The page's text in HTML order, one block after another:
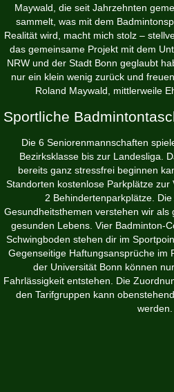
Maywald, die seit Jahrzehnten
sammelt, was mit dem
Realität wird, macht mich stolz –
das gemeinsame Projekt mit dem
NRW und der Stadt Bonn geglaubt
nur ein klein wenig zurück und
Roland Maywald, mittlerweile
Sportliche
Die 6 Seniorenmannschaften
Bezirksklasse bis zur Landesliga.
bereits ganz stressfrei beginnen
Standorten kostenlose Parkplätze zur
2 Behindertenparkplätze.
Gesundheitsthemen verstehen wir
gesunden Lebens. Vier Badminton-
Schwingboden stehen dir im
Gegenseitige Haftungsansprüche im
der Universität Bonn können
Fahrlässigkeit entstehen. Die
den Tarifgruppen kann
werden.